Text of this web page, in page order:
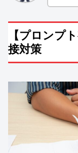
【プロンプ
接対策